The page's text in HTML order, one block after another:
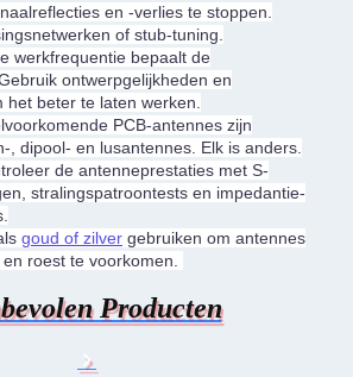
en -verlies te stoppen.
of stub-tuning.
werkfrequentie bepaalt de
ontwerpgelijkheden en
het beter te laten werken.
PCB-antennes zijn
, dipool- en lusantennes. Elk is anders.
de antenneprestaties met S-
stralingspatroontests en impedantie-
goud of zilver gebruiken om antennes
roest te voorkomen.
Producten